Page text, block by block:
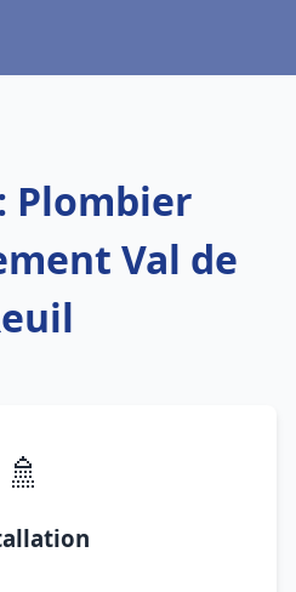
Plombier
Val de
🚿